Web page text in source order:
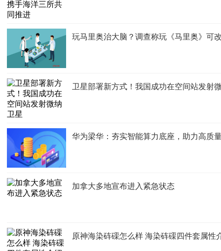
玩马里奥治大脑？调查称玩《马里奥》可
卫星部署新方式！我国成功在空间站发射
华为梁华：夯实智能算力底座，助力高质
加拿大多地宣布进入紧急状态
原神海染砗磲怎么样 海染砗磲四件套属性